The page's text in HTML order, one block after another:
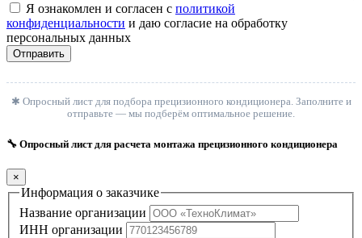
Я ознакомлен и согласен с политикой
конфиденциальности и даю согласие на обработку
персональных данных
Отправить
✱ Опросный лист для подбора прецизионного кондиционера. Заполните и
отправьте — мы подберём оптимальное решение.
🔧 Опросный лист для расчета монтажа прецизионного кондиционера
×
Информация о заказчике
Название организации
ИНН организации